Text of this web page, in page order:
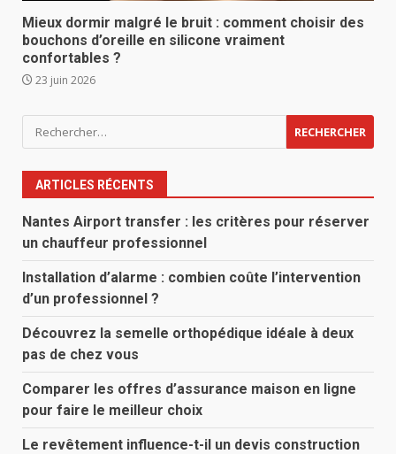
Mieux dormir malgré le bruit : comment choisir des
bouchons d’oreille en silicone vraiment
confortables ?
23 juin 2026
Rechercher :
ARTICLES RÉCENTS
Nantes Airport transfer : les critères pour réserver
un chauffeur professionnel
Installation d’alarme : combien coûte l’intervention
d’un professionnel ?
Découvrez la semelle orthopédique idéale à deux
pas de chez vous
Comparer les offres d’assurance maison en ligne
pour faire le meilleur choix
Le revêtement influence-t-il un devis construction